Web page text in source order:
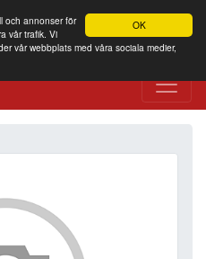
OK
och annonser för
vår trafik. Vi
vår webbplats med våra sociala medier,